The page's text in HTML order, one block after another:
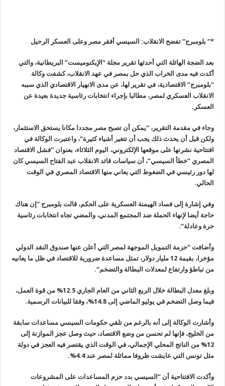
*
” بلومبرج” تفضح الانقلاب: السيسي أفقر مصر وعلى العسكر الرحيل
بعد الضجة الهائلة التي أحدثها تقرير مجلة “الإيكنوميست” البريطانية، والتي
أكدت فيه مدى الخراب الذي حل بمصر في عهد الانقلاب، كشفت وكالة
“بلومبرج” الاقتصادية، في تقرير لها، عن مدى الانهيار الاقتصادي الذي سببه
الانقلاب العسكري لمصر، مطالبا بإجراء انتخابات رئاسية جديدة بعيدة عن
العسكر .
وجاء في مقدمة التقرير، “يمكن أن تصبح مصر مجددا مكانا يستحق الاستثمار،
ولكن قبل أن يحدث ذلك يجب أن تتغير أشياء كثيرة”، واعتبرت الوكالة في
افتتاحية نشرتها على موقعها الإلكتروني، اليوم الثلاثاء، بعنوان “فشل الاقتصاد
المصري “خطأ السيسي”، أن سياسات قائد الانقلاب عبد الفتاح السيسي كان
لها دور رئيسي في الضغوط التي يعاني منها الاقتصاد المصري في الوقت
الحالي.
وفي إشارة إلى فساد الهيمنة العسكرية على الحكم، قالت بلومبرج “إن هناك
حاجة أيضا لإنهاء الحملة ضد المجتمع المدني، والمضي تجاه انتخابات رئاسية
حرة وعادلة“.
وأضافت “حزمة التمويل الموجهة لمصر التي أعلن عنها صندوق النقد الدولي
مؤخرا، بقيمة 12 مليار دولار، تمثل مساعدة ضرورية للاقتصاد في ظل ما يعانيه
من تباطؤ وارتفاع لمعدلات البطالة والتضخم“.
وبلغ معدل البطالة خلال الربع الثاني من العام الجاري12.5%
من قوة العمل،
فيما وصل التضخم في يوليو الماضي إلى 14.8%، وفقا للبيانات الرسمية
.
وأشارت الوكالة إلى أنه بالرغم من تلقي حكومات السيسي مساعدات سابقة
من الخليج، فإنها لم تحسن من وضع الاقتصاد، حيث وصل عجز الموازنة إلى
12% من الناتج المحلي الإجمالي، في الوقت الذي يقتصر فيه العجز في دولة
مثل تونس التي عايشت ظروفا مماثلة لمصر عند 4.4
%.
وأكدت الافتتاحية أن “السيسي بدد حزم المساعدات على المشروعات